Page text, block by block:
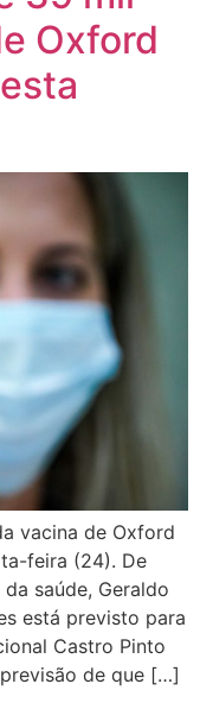
Oxford
vacina de Oxford
feira (24). De
saúde, Geraldo
está previsto para
Castro Pinto
de que […]